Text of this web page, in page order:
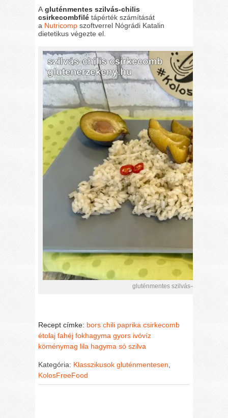
A gluténmentes szilvás-chilis
csirkecombfilétápérték számítását
a Nutricomp szoftverrel Nógrádi Katalin
dietetikus végezte el.
gluténmentes szilvás-chilis
Recept címke: bors chili paprika csirkecomb
étolaj fahéj fokhagyma gyors ivóvíz
köménymag lila hagyma só szilva
Kategória: Klasszikusok gluténmentesen
KolosFreeFood